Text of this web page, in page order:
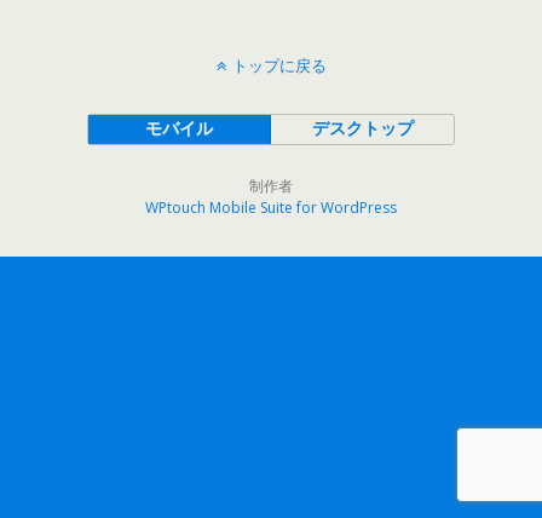
トップに戻る
モバイル デスクトップ
制作者
WPtouch Mobile Suite for WordPress